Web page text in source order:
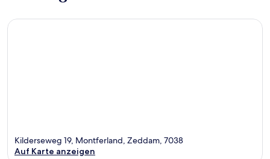
Kilderseweg 19, Montferland, Zeddam, 7038
Auf Karte anzeigen